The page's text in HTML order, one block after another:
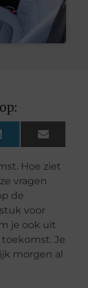
LinkedIn Email
Hoe ziet
vragen
de
voor
je ook uit
Je
morgen al